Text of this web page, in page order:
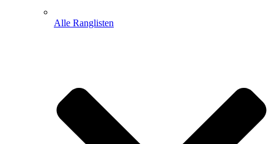
Alle Ranglisten